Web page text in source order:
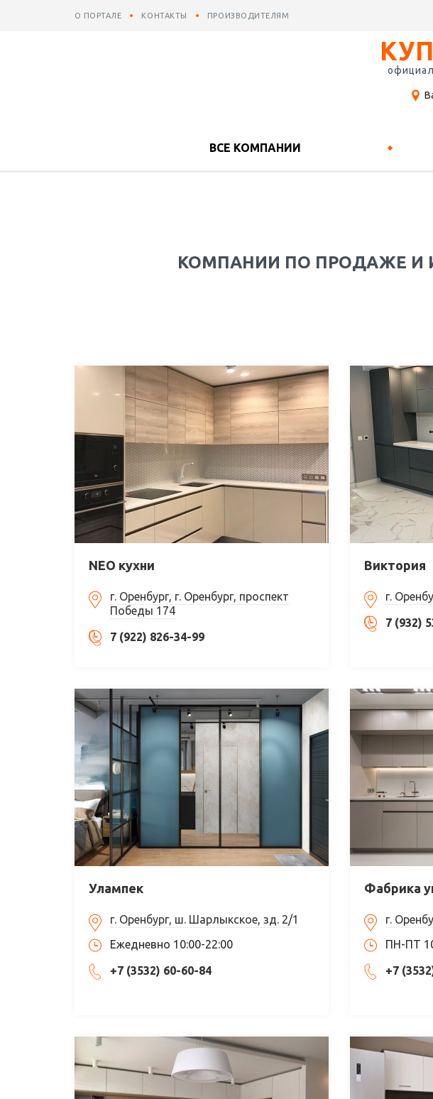
О ПОРТАЛЕ КОНТАКТЫ ПРОИЗВОДИТЕЛЯМ
ВСЕ КОМПАНИИ
КОМПАНИИ ПО ПРОДАЖЕ И
NEO кухни
г. Оренбург, г. Оренбург, проспект
Победы 174
7 (922) 826-34-99
Виктория
г.
7 (932)
Улампек
г. Оренбург, ш. Шарлыкское, зд. 2/1
Ежедневно 10:00-22:00
+7 (3532) 60-60-84
Фабрика
г.
ПН-ПТ
+7